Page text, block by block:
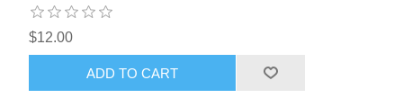
$12.00
ADD TO CART